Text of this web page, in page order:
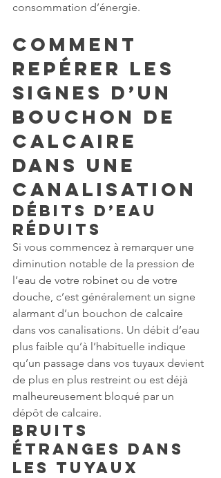
consommation d’énergie.
Comment
repérer les
signes d’un
bouchon de
calcaire
dans une
canalisation
Débits d’eau
réduits
Si vous commencez à remarquer une
diminution notable de la pression de
l’eau de votre robinet ou de votre
douche, c’est généralement un signe
alarmant d’un bouchon de calcaire
dans vos canalisations. Un débit d’eau
plus faible qu’à l’habituelle indique
qu’un passage dans vos tuyaux devient
de plus en plus restreint ou est déjà
malheureusement bloqué par un
dépôt de calcaire.
Bruits
étranges dans
les tuyaux